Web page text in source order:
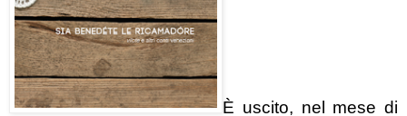
È uscito, nel mese di